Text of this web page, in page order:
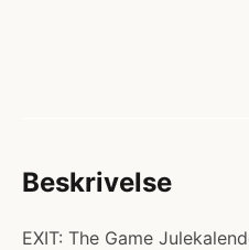
Beskrivelse
EXIT: The Game